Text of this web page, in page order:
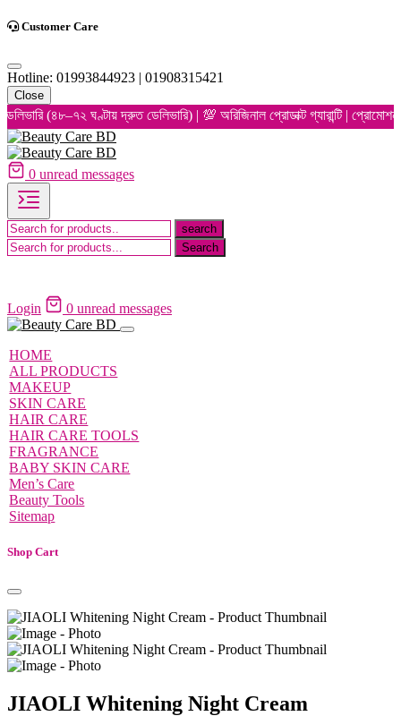
Customer Care
Hotline: 01993844923 | 01908315421
Close
(৪৮–৭২ ঘণ্টায় দ্রুত ডেলিভারি) | 💯 অরিজিনাল প্রোডাক্ট গ্যারান্টি |
0 unread messages
Login 0 unread messages
HOME
ALL PRODUCTS
MAKEUP
SKIN CARE
HAIR CARE
HAIR CARE TOOLS
FRAGRANCE
BABY SKIN CARE
Men’s Care
Beauty Tools
Sitemap
Shop Cart
JIAOLI Whitening Night Cream